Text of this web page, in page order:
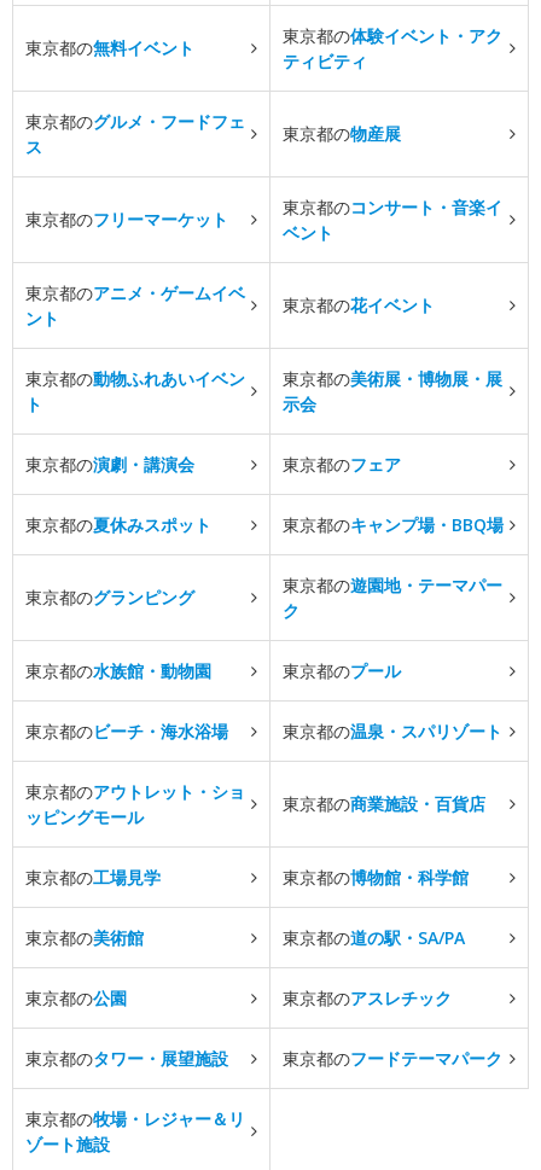
東京都の無料イベント
東京都の体験イベント・アク
ティビティ
東京都のグルメ・フードフェ
ス
東京都の物産展
東京都のフリーマーケット
東京都のコンサート・音楽イ
ベント
東京都のアニメ・ゲームイベ
ント
東京都の花イベント
東京都の動物ふれあいイベン
ト
東京都の美術展・博物展・展
示会
東京都の演劇・講演会 東京都のフェア
東京都の夏休みスポット 東京都のキャンプ場・BBQ場
東京都のグランピング
東京都の遊園地・テーマパー
ク
東京都の水族館・動物園 東京都のプール
東京都のビーチ・海水浴場 東京都の温泉・スパリゾート
東京都のアウトレット・ショ
ッピングモール
東京都の商業施設・百貨店
東京都の工場見学 東京都の博物館・科学館
東京都の美術館 東京都の道の駅・SA/PA
東京都の公園 東京都のアスレチック
東京都のタワー・展望施設 東京都のフードテーマパーク
東京都の牧場・レジャー＆リ
ゾート施設